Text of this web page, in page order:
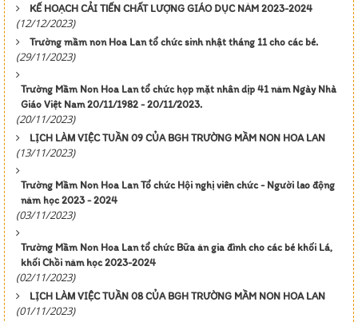
KẾ HOẠCH CẢI TIẾN CHẤT LƯỢNG GIÁO DỤC NĂM 2023-2024
(12/12/2023)
Trường mầm non Hoa Lan tổ chức sinh nhật tháng 11 cho các bé.
(29/11/2023)
Trường Mầm Non Hoa Lan tổ chức họp mặt nhân dịp 41 năm Ngày Nhà
Giáo Việt Nam 20/11/1982 - 20/11/2023.
(20/11/2023)
LỊCH LÀM VIỆC TUẦN 09 CỦA BGH TRƯỜNG MẦM NON HOA LAN
(13/11/2023)
Trường Mầm Non Hoa Lan Tổ chức Hội nghị viên chức - Người lao động
năm học 2023 - 2024
(03/11/2023)
Trường Mầm Non Hoa Lan tổ chức Bữa ăn gia đình cho các bé khối Lá,
khối Chồi năm học 2023-2024
(02/11/2023)
LỊCH LÀM VIỆC TUẦN 08 CỦA BGH TRƯỜNG MẦM NON HOA LAN
(01/11/2023)